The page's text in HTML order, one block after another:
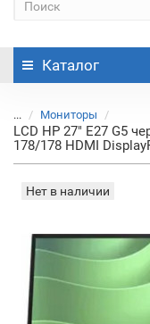
Каталог
... Мониторы
LCD HP 27" E27 G5
178/178 HDMI
Нет в наличии